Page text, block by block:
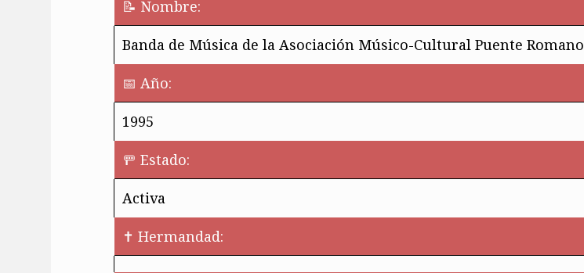
📝 Nombre:
Banda de Música de la Asociación Músico-Cultural Puente Romano
📅 Año:
1995
🚥 Estado:
Activa
✝️ Hermandad: